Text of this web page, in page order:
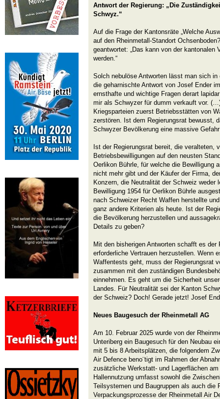
Antwort der Regierung: „Die
Schwyz.“
Auf die Frage der Kantonsräte „Welche
auf den Rheinmetall-Standort
geantwortet: „Das kann von der kantonalen
werden.“
Solch nebulöse Antworten lässt man sich
die geharnischte Antwort von Josef Ender
ernsthafte und wichtige Fragen derart
mir als Schwyzer für dumm verkauft vor.
Kriegsparteien zuerst Betriebsstätten von
zerstören. Ist dem Regierungsrat bewusst,
Schwyzer Bevölkerung eine massive
Ist der Regierungsrat bereit, die veralteten,
Betriebsbewilligungen auf den neusten
Oerlikon Bührle, für welche die Bewilligung
nicht mehr gibt und der Käufer der Firma,
Konzern, die Neutralität der Schweiz weder
Bewilligung 1954 für Oerlikon Bührle
nach Schweizer Recht Waffen herstellte
ganz andere Kriterien als heute. Ist der
die Bevölkerung herzustellen und
Details zu geben?
Mit den bisherigen Antworten schafft es der
erforderliche Vertrauen herzustellen. Wenn
Waffentests geht, muss der Regierungsrat
zusammen mit den zuständigen
einnehmen. Es geht um die Sicherheit
Landes. Für Neutralität sei der Kanton
der Schweiz? Doch! Gerade jetzt! Josef
Neues Baugesuch der Rheinmetall AG
Am 10. Februar 2025 wurde von der
Unteriberg ein Baugesuch für den Neubau
mit 5 bis 8 Arbeitsplätzen, die folgendem
Air Defence beno¨tigt im Rahmen der
zusätzliche Werkstatt- und Lagerflächen
Hallennutzung umfasst sowohl die
Teilsystemen und Baugruppen als auch die
Verpackungsprozesse der Rheinmetall Air